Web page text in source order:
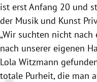
ist erst Anfang 20 und
der Musik und Kunst
„Wir suchten nicht
nach unserer eigenen
Lola Witzmann
totale Purheit, die man